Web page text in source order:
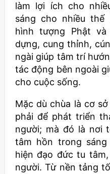
làm lợi ích cho
sáng cho nhiều thế
hình tượng Phật
dựng, cung thỉnh,
ngài giúp tâm trí
tác động bên ngoài
cho cuộc sống.
Mặc dù chùa là cơ
phải để phát triển
người; mà đó là nơi
tâm hồn trong
hiện đạo đức tu
người. Từ nền tảng